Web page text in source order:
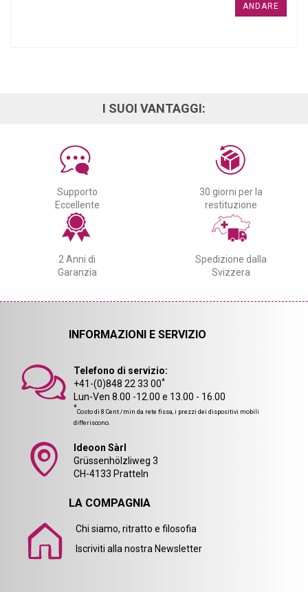
ANDARE
I SUOI VANTAGGI:
Supporto
Eccellente
30 giorni per la
restituzione
2 Anni di
Garanzia
Spedizione dalla
Svizzera
INFORMAZIONI E SERVIZIO
Telefono di servizio:
+41-(0)848 22 33 00*
Lun-Ven 8.00 -12.00 e 13.00 - 16.00
*Costo di 8 Cent./min da rete fissa, i prezzi dei dispositivi mobili
differiscono.
Ideoon Sàrl
Grüssenhölzliweg 3
CH-4133 Pratteln
LA COMPAGNIA
Chi siamo, ritratto e filosofia
Iscriviti alla nostra Newsletter